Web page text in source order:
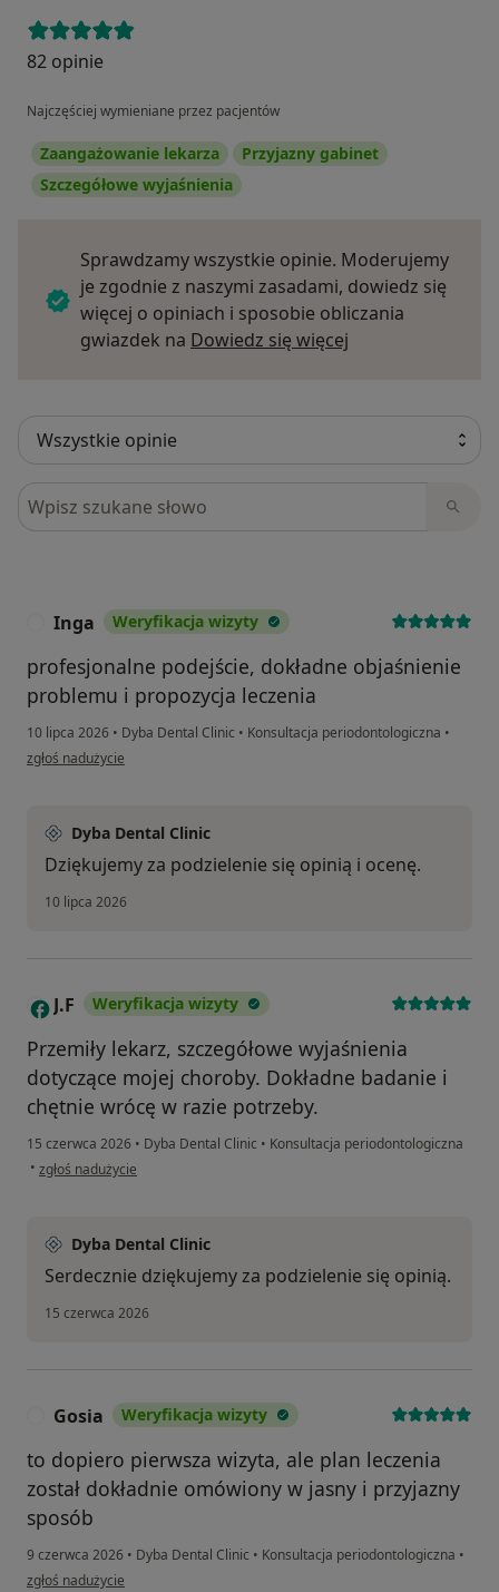
82 opinie
Najczęściej wymieniane przez pacjentów
Zaangażowanie lekarza
Przyjazny gabinet
Szczegółowe wyjaśnienia
Sprawdzamy wszystkie opinie. Moderujemy
je zgodnie z naszymi zasadami, dowiedz się
więcej o opiniach i sposobie obliczania
gwiazdek na Dowiedz się więcej
Szukaj w opiniach
Inga Weryfikacja wizyty
profesjonalne podejście, dokładne objaśnienie
problemu i propozycja leczenia
10 lipca 2026 • Dyba Dental Clinic • Konsultacja periodontologiczna •
w opinii użytkownika Inga
zgłoś nadużycie
Dyba Dental Clinic
Dziękujemy za podzielenie się opinią i ocenę.
10 lipca 2026
J J.F Weryfikacja wizyty
Przemiły lekarz, szczegółowe wyjaśnienia
dotyczące mojej choroby. Dokładne badanie i
chętnie wrócę w razie potrzeby.
15 czerwca 2026 • Dyba Dental Clinic • Konsultacja periodontologiczna
• w opinii użytkownika J.F
zgłoś nadużycie
Dyba Dental Clinic
Serdecznie dziękujemy za podzielenie się opinią.
15 czerwca 2026
Gosia Weryfikacja wizyty
to dopiero pierwsza wizyta, ale plan leczenia
został dokładnie omówiony w jasny i przyjazny
sposób
9 czerwca 2026 • Dyba Dental Clinic • Konsultacja periodontologiczna •
w opinii użytkownika Gosia
zgłoś nadużycie